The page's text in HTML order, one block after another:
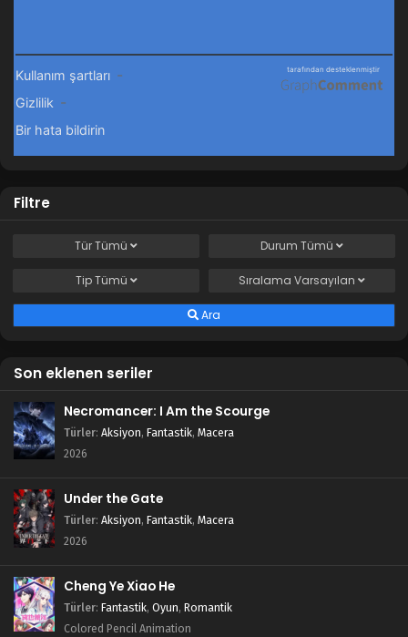
Filtre
TürTümü Durum Tümü
TipTümü Sıralama Varsayılan
Ara
Son eklenen seriler
Necromancer: I Am the Scourge
Türler: Aksiyon, Fantastik, Macera
2026
Under the Gate
Türler: Aksiyon, Fantastik, Macera
2026
Cheng Ye Xiao He
Türler: Fantastik, Oyun, Romantik
Colored Pencil Animation